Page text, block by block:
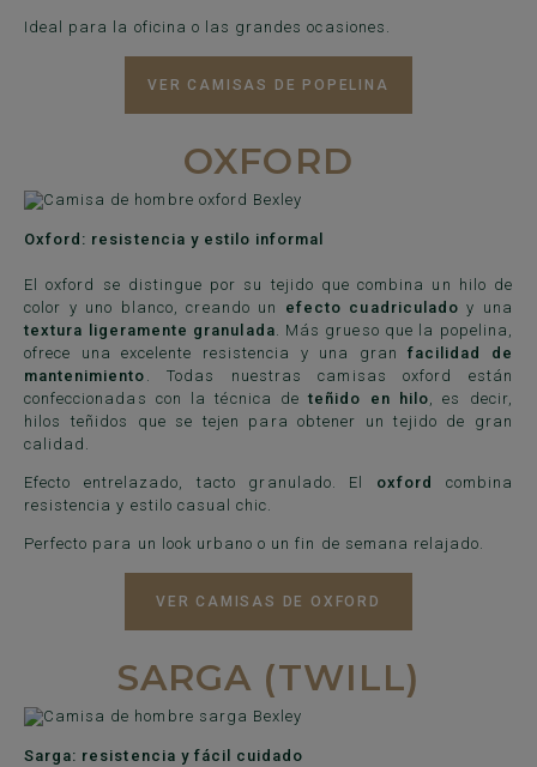
Ideal para la oficina o las grandes ocasiones.
VER CAMISAS DE POPELINA
OXFORD
Oxford: resistencia y estilo informal
El oxford se distingue por su tejido que combina un hilo de
color y uno blanco, creando un efecto cuadriculado y una
textura ligeramente granulada. Más grueso que la popelina,
ofrece una excelente resistencia y una granfacilidad de
mantenimiento . Todas nuestras camisas oxford están
confeccionadas con la técnica deteñido en hilo, es decir,
hilos teñidos que se tejen para obtener un tejido de gran
calidad.
Efecto entrelazado, tacto granulado. El oxford
combina
resistencia y estilo casual chic.
Perfecto para un look urbano o un fin de semana relajado.
VER CAMISAS DE OXFORD
SARGA (TWILL)
Sarga: resistencia y fácil cuidado